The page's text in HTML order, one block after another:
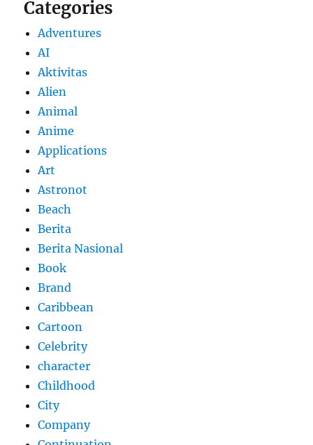
Categories
Adventures
AI
Aktivitas
Alien
Animal
Anime
Applications
Art
Astronot
Beach
Berita
Berita Nasional
Book
Brand
Caribbean
Cartoon
Celebrity
character
Childhood
City
Company